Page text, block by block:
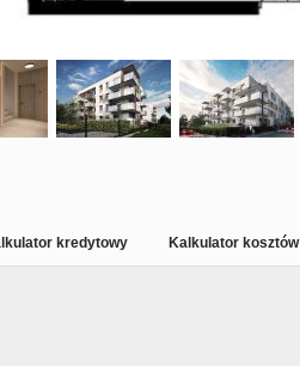
kredytowy Kalkulator kosztów